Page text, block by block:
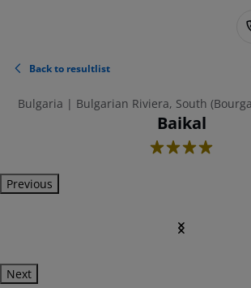
Back to resultlist
Bulgaria | Bulgarian Riviera, South
Baikal
4
Previous
Next